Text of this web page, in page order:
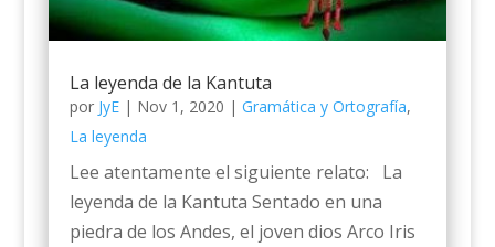
La leyenda de la Kantuta
por JyE| Nov 1, 2020 | Gramática y Ortografía,
La leyenda
Lee atentamente el siguiente relato: La
leyenda de la Kantuta Sentado en una
piedra de los Andes, el joven dios Arco Iris